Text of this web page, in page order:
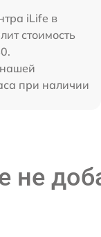
iLife в
стоимость
при наличии
не